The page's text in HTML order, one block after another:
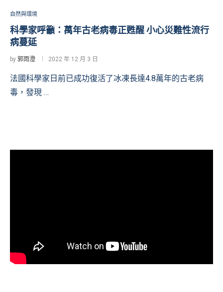
自然與環境
科學家呼籲：萬年古老病毒正甦醒 小心災難性流行
病蔓延
by 郭雨澄 2022 年 12 月 3 日
法國科學家日前已成功復活了冰凍長達4.8萬年的古老病
毒，發現 …